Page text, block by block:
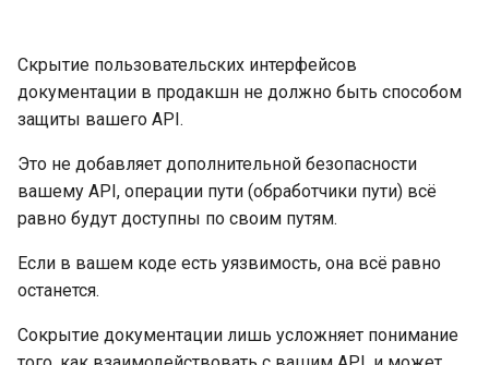
Body - Поля
Body - Вложенные модели
Объявление примеров
данных HTTP-запроса
Дополнительные типы
Параметры Cookie
HTTP-заголовки ответа
Response - Изменение
Продвинутые зависимости
Расширенная
Прямое использование
Request
WebSockets
Response class
Custom Response Classes -
File, HTML, Redirect,
Скрытие пользовательских интерфейсов
документации в продакшн не должно быть способом
защиты вашего API.
Это не добавляет дополнительной безопасности
вашему API, операции пути (обработчики пути) всё
равно будут доступны по своим путям.
Если в вашем коде есть уязвимость, она всё равно
останется.
Сокрытие документации лишь усложняет понимание